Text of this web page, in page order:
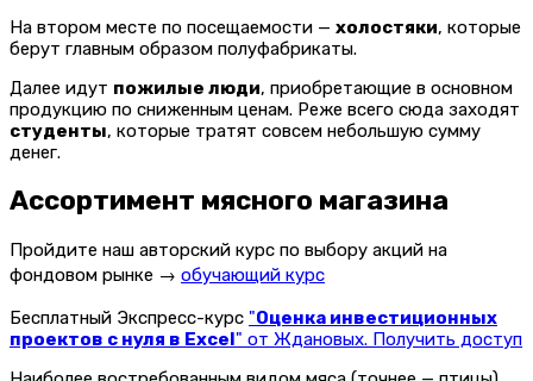
На втором месте по посещаемости — холостяки, которые
берут главным образом полуфабрикаты.
Далее идут пожилые люди, приобретающие в основном
продукцию по сниженным ценам. Реже всего сюда заходят
студенты, которые тратят совсем небольшую сумму
денег.
Ассортимент мясного магазина
Пройдите наш авторский курс по выбору акций на
фондовом рынке → обучающий курс
Бесплатный Экспресс-курс "Оценка инвестиционных
проектов с нуля в Excel" от Ждановых. Получить доступ